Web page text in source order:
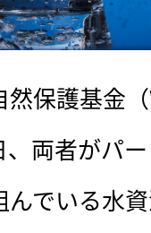
然保護基金
、両者がパ
でいる水